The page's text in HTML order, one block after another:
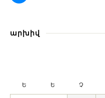
արխիվ
Ե Ե Չ